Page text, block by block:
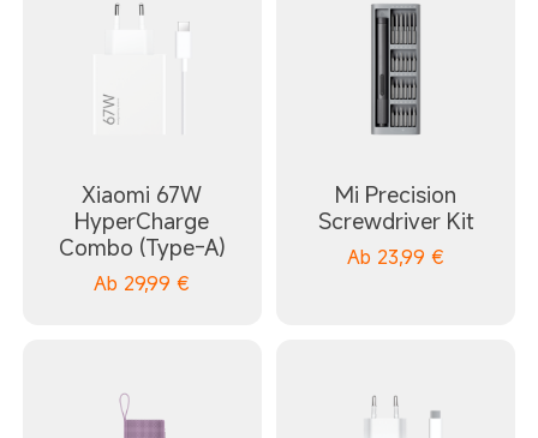
Xiaomi 67W
HyperCharge
Combo (Type-A)
Ab 29,99 €
Mi Precision
Screwdriver Kit
Ab 23,99 €